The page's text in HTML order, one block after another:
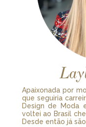
Apaixonada por
que seguiria
Design de Moda
voltei ao Brasil
Desde então já